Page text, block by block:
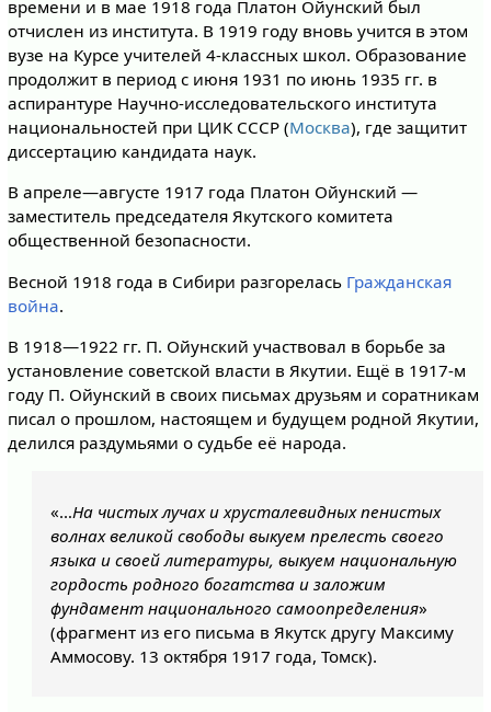
времени и в мае 1918 года Платон Ойунский был
отчислен из института. В 1919 году вновь учится в этом
вузе на Курсе учителей 4-классных школ. Образование
продолжит в период с июня 1931 по июнь 1935 гг. в
аспирантуре Научно-исследовательского института
национальностей при ЦИК СССР (Москва), где защитит
диссертацию кандидата наук.
В апреле—августе 1917 года Платон Ойунский —
заместитель председателя Якутского комитета
общественной безопасности.
Весной 1918 года в Сибири разгорелась Гражданская
война.
В 1918—1922 гг. П. Ойунский участвовал в борьбе за
установление советской власти в Якутии. Ещё в 1917-м
году П. Ойунский в своих письмах друзьям и соратникам
писал о прошлом, настоящем и будущем родной Якутии,
делился раздумьями о судьбе её народа.
«…На чистых лучах и хрусталевидных пенистых
волнах великой свободы выкуем прелесть своего
языка и своей литературы, выкуем национальную
гордость родного богатства и заложим
фундамент национального самоопределения»
(фрагмент из его письма в Якутск другу Максиму
Аммосову. 13 октября 1917 года, Томск).